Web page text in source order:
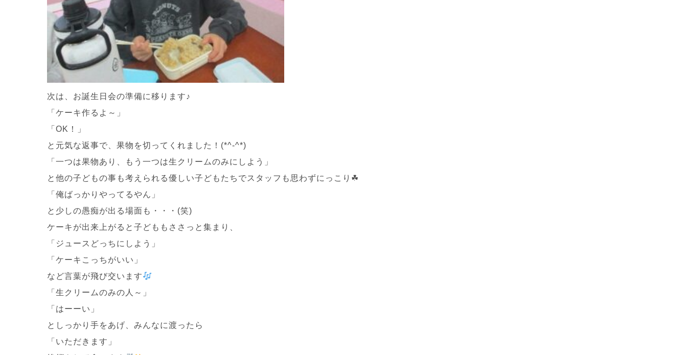
次は、お誕生日会の準備に移ります♪
「ケーキ作るよ～」
「OK！」
と元気な返事で、果物を切ってくれました！(*^-^*)
「一つは果物あり、もう一つは生クリームのみにしよう」
と他の子どもの事も考えられる優しい子どもたちでスタッフも思わずにっこり☘
「俺ばっかりやってるやん」
と少しの愚痴が出る場面も・・・(笑)
ケーキが出来上がると子どももささっと集まり、
「ジュースどっちにしよう」
「ケーキこっちがいい」
など言葉が飛び交います
「生クリームのみの人～」
「はーーい」
としっかり手をあげ、みんなに渡ったら
「いただきます」